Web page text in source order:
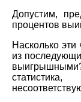
Допустим,
процентов
Насколько
из